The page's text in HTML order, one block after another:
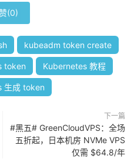
(0)
kubeadm token create
token Kubernetes 教程
生成 token
下一篇
#黑五# GreenCloudVPS：全场
五折起，日本机房 NVMe VPS
仅需 $64.8/年